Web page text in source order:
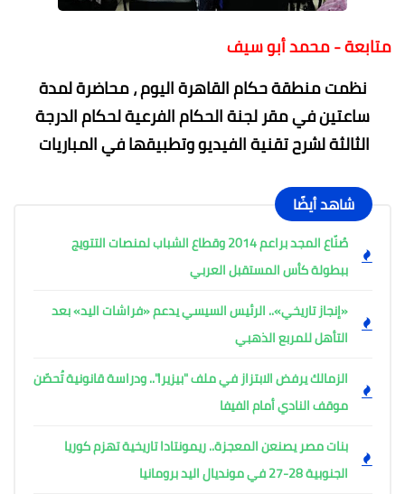
متابعة - محمد أبو سيف
نظمت منطقة حكام القاهرة اليوم ، محاضرة لمدة
ساعتين في مقر لجنة الحكام الفرعية لحكام الدرجة
الثالثة لشرح تقنية الفيديو وتطبيقها في المباريات
شاهد أيضًا
صُنّاع المجد براعم 2014 وقطاع الشباب لمنصات التتويج
ببطولة كأس المستقبل العربي
«إنجاز تاريخي».. الرئيس السيسي يدعم «فراشات اليد» بعد
التأهل للمربع الذهبي
الزمالك يرفض الابتزاز في ملف "بيزيرا".. ودراسة قانونية تُحصّن
موقف النادي أمام الفيفا
بنات مصر يصنعن المعجزة.. ريمونتادا تاريخية تهزم كوريا
الجنوبية 28-27 في مونديال اليد برومانيا